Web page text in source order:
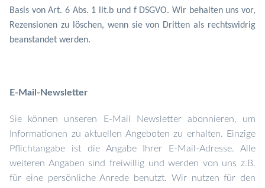
Basis von Art. 6 Abs. 1 lit.b und f DSGVO. Wir behalten uns vor,
Rezensionen zu löschen, wenn sie von Dritten als rechtswidrig
beanstandet werden.
E-Mail-Newsletter
Sie können unseren E-Mail Newsletter abonnieren, um
Informationen zu aktuellen Angeboten zu erhalten. Einzige
Pflichtangabe ist die Angabe Ihrer E-Mail-Adresse. Alle
weiteren Angaben sind freiwillig und werden von uns z.B.
für eine persönliche Anrede benutzt. Wir nutzen für den